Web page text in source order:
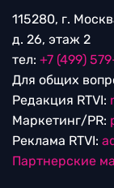
115280, г.
д. 26, этаж 2
тел: +7 (499)
Для общих
Редакция RTVI:
Маркетинг/PR:
Реклама RTVI:
Партнерские